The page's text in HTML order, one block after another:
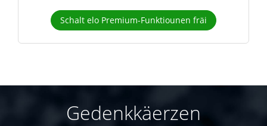
Schalt elo Premium-Funktiounen fräi
Gedenkkäerzen